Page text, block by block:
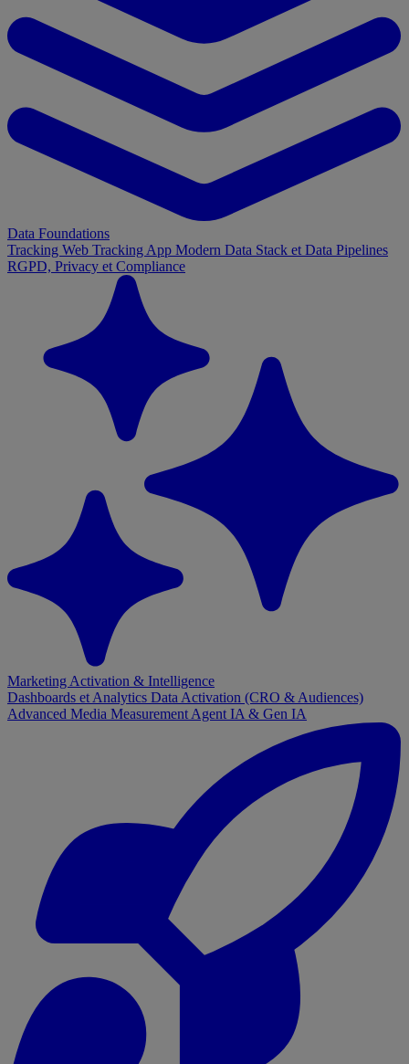
Data Foundations
Tracking Web Tracking App Modern Data Stack et Data Pipelines
RGPD, Privacy et Compliance
Marketing Activation & Intelligence
Dashboards et Analytics Data Activation (CRO & Audiences)
Advanced Media Measurement Agent IA & Gen IA